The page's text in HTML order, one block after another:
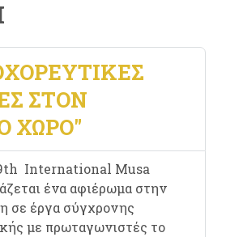
ΣΤΟΝ
ΧΏΡΟ"
9th International Musa
ένα αφιέρωμα στην
σε έργα σύγχρονης
με πρωταγωνιστές το